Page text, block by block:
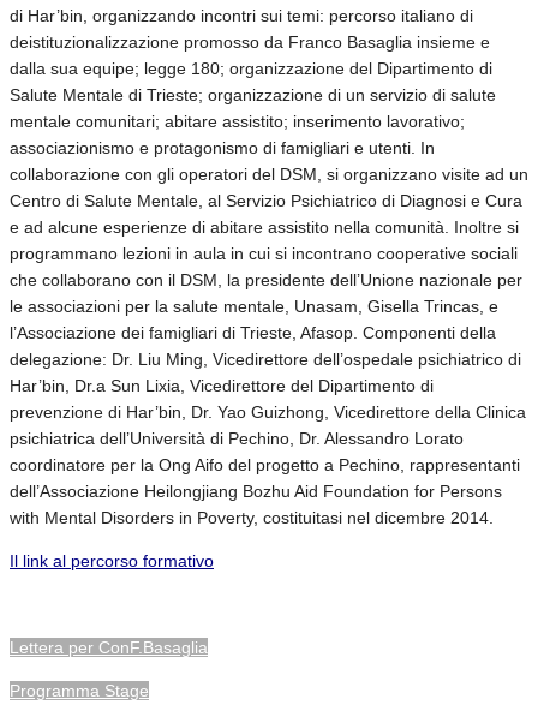
di Har’bin, organizzando incontri sui temi: percorso italiano di
deistituzionalizzazione promosso da Franco Basaglia insieme e
dalla sua equipe; legge 180; organizzazione del Dipartimento di
Salute Mentale di Trieste; organizzazione di un servizio di salute
mentale comunitari; abitare assistito; inserimento lavorativo;
associazionismo e protagonismo di famigliari e utenti. In
collaborazione con gli operatori del DSM, si organizzano visite ad un
Centro di Salute Mentale, al Servizio Psichiatrico di Diagnosi e Cura
e ad alcune esperienze di abitare assistito nella comunità. Inoltre si
programmano lezioni in aula in cui si incontrano cooperative sociali
che collaborano con il DSM, la presidente dell’Unione nazionale per
le associazioni per la salute mentale, Unasam, Gisella Trincas, e
l’Associazione dei famigliari di Trieste, Afasop. Componenti della
delegazione: Dr. Liu Ming, Vicedirettore dell’ospedale psichiatrico di
Har’bin, Dr.a Sun Lixia, Vicedirettore del Dipartimento di
prevenzione di Har’bin, Dr. Yao Guizhong, Vicedirettore della Clinica
psichiatrica dell’Università di Pechino, Dr. Alessandro Lorato
coordinatore per la Ong Aifo del progetto a Pechino, rappresentanti
dell’Associazione Heilongjiang Bozhu Aid Foundation for Persons
with Mental Disorders in Poverty, costituitasi nel dicembre 2014.
Il link al percorso formativo
Lettera per ConF.Basaglia
Programma Stage